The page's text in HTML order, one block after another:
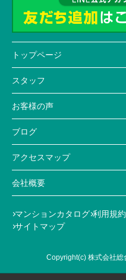
トップページ
スタッフ
お客様の声
ブログ
アクセスマップ
会社概要
マンションカタログ 利用規約
サイトマップ
Copyright(c) 株式会社